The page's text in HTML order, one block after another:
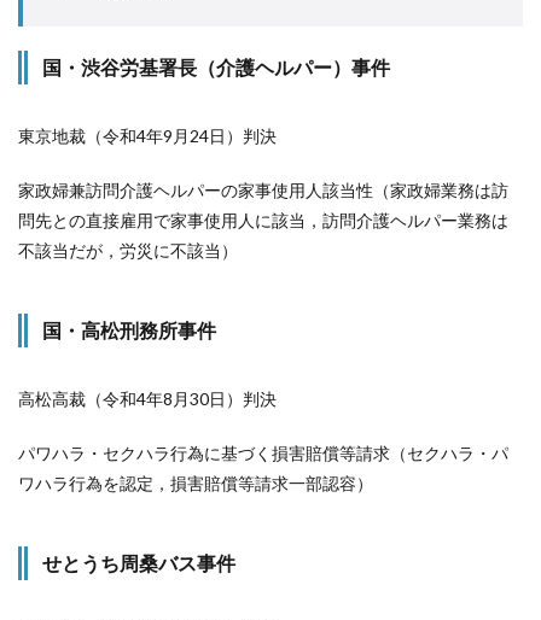
国・渋谷労基署長（介護ヘルパー）事件
東京地裁（令和4年9月24日）判決
家政婦兼訪問介護ヘルパーの家事使用人該当性（家政婦業務は訪
問先との直接雇用で家事使用人に該当，訪問介護ヘルパー業務は
不該当だが，労災に不該当）
国・高松刑務所事件
高松高裁（令和4年8月30日）判決
パワハラ・セクハラ行為に基づく損害賠償等請求（セクハラ・パ
ワハラ行為を認定，損害賠償等請求一部認容）
せとうち周桑バス事件